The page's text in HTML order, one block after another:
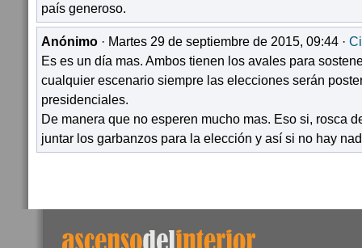
país generoso.
Anónimo · Martes 29 de septiembre de 2015, 09:44 ·
Es es un día mas. Ambos tienen los avales para
cualquier escenario siempre las elecciones serán
presidenciales.
De manera que no esperen mucho mas. Eso si, rosca
juntar los garbanzos para la elección y así si no hay